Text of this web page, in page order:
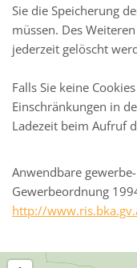
Sie die Speicherung
müssen. Des
jederzeit gelöscht
Falls Sie keine
Einschränkungen in
Ladezeit beim Aufruf
Anwendbare
Gewerbeordnung
http://